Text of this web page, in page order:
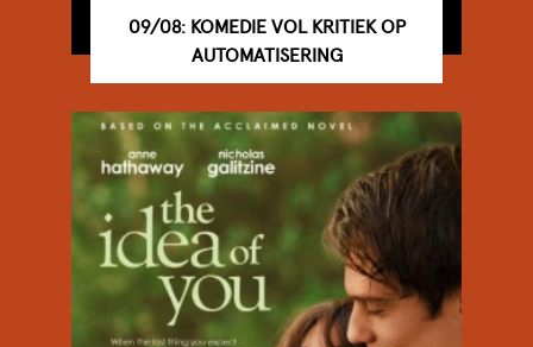
09/08: KOMEDIE VOL KRITIEK OP
AUTOMATISERING